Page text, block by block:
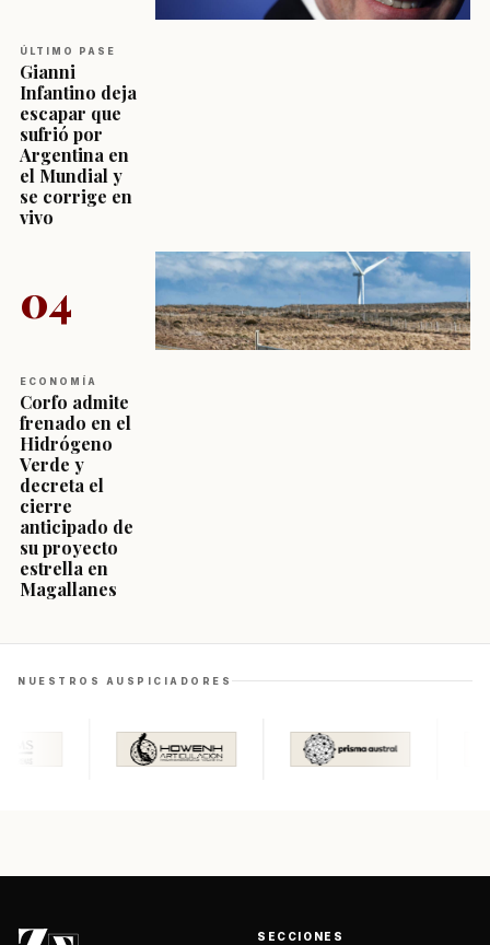
ÚLTIMO PASE
Gianni
Infantino deja
escapar que
sufrió por
Argentina en
el Mundial y
se corrige en
vivo
04
ECONOMÍA
Corfo admite
frenado en el
Hidrógeno
Verde y
decreta el
cierre
anticipado de
su proyecto
estrella en
Magallanes
NUESTROS AUSPICIADORES
SECCIONES